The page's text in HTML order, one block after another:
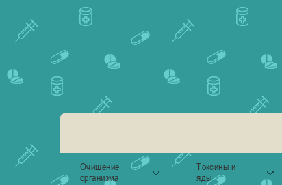
Очищение
организма
Токсины и
яды